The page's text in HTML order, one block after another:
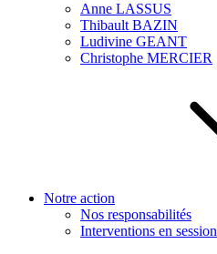
Anne LASSUS
Thibault BAZIN
Ludivine GEANT
Christophe MERCIER
Notre action
Nos responsabilités
Interventions en session